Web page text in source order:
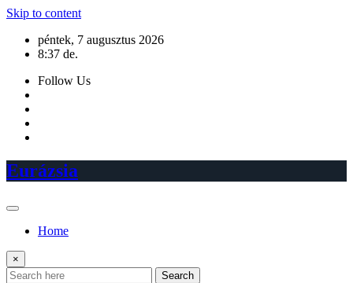
Skip to content
péntek, 7 augusztus 2026
8:37 de.
Follow Us
Eurázsia
Home
×
Search